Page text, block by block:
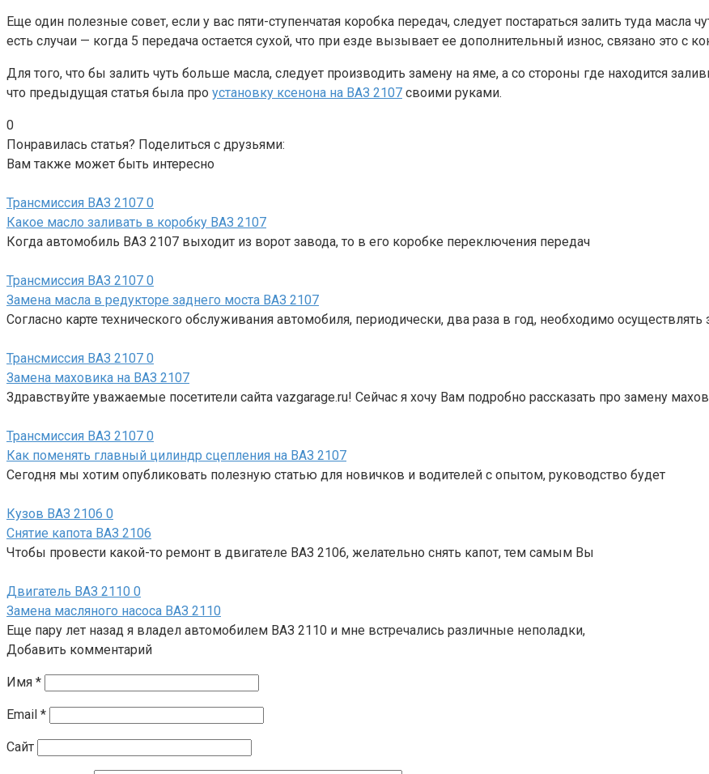
Еще один полезные совет, если у вас пяти-ступенчатая коробка передач, следует постараться залить туда
есть случаи — когда 5 передача остается сухой, что при езде вызывает ее дополнительный износ, связано это с
Для того, что бы залить чуть больше масла, следует производить замену на яме, а со стороны где находится
что предыдущая статья была про установку ксенона на ВАЗ 2107 своими руками.
0
Понравилась статья? Поделиться с друзьями:
Вам также может быть интересно
Трансмиссия ВАЗ 2107 0
Какое масло заливать в коробку ВАЗ 2107
Когда автомобиль ВАЗ 2107 выходит из ворот завода, то в его коробке переключения передач
Трансмиссия ВАЗ 2107 0
Замена масла в редукторе заднего моста ВАЗ 2107
Согласно карте технического обслуживания автомобиля, периодически, два раза в год, необходимо осуществлять
Трансмиссия ВАЗ 2107 0
Замена маховика на ВАЗ 2107
Здравствуйте уважаемые посетители сайта vazgarage.ru! Сейчас я хочу Вам подробно рассказать про замену
Трансмиссия ВАЗ 2107 0
Как поменять главный цилиндр сцепления на ВАЗ 2107
Сегодня мы хотим опубликовать полезную статью для новичков и водителей с опытом, руководство будет
Кузов ВАЗ 2106 0
Снятие капота ВАЗ 2106
Чтобы провести какой-то ремонт в двигателе ВАЗ 2106, желательно снять капот, тем самым Вы
Двигатель ВАЗ 2110 0
Замена масляного насоса ВАЗ 2110
Еще пару лет назад я владел автомобилем ВАЗ 2110 и мне встречались различные неполадки,
Добавить комментарий
Имя *
Email *
Сайт